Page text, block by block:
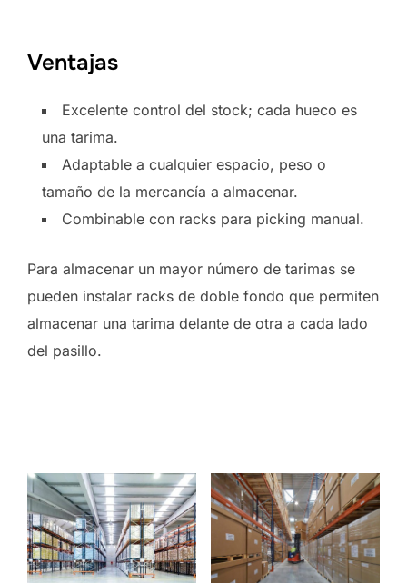
Ventajas
Excelente control del stock; cada hueco es
una tarima.
Adaptable a cualquier espacio, peso o
tamaño de la mercancía a almacenar.
Combinable con racks para picking manual.
Para almacenar un mayor número de tarimas se
pueden instalar racks de doble fondo que permiten
almacenar una tarima delante de otra a cada lado
del pasillo.